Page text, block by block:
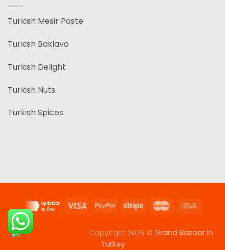
Turkish Mesir Paste
Turkish Baklava
Turkish Delight
Turkish Nuts
Turkish Spices
Copyright 2026 © Grand Bazaar in
Turkey